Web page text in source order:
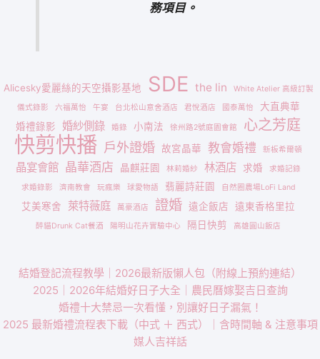
務項目。
Alicesky愛麗絲的天空攝影基地 SDE the lin
White Atelier 高級訂製
儀式錄影
六福萬怡 午宴 台北松山意舍酒店 君悅酒店 國泰萬怡
大直典華
婚禮錄影
婚紗側錄 婚錄 小南法 徐州路2號庭園會館 心之芳庭
快剪快播 戶外證婚 故宮晶華 教會婚禮 新板希爾頓
晶宴會館 晶華酒店 晶麒莊園 林莉婚紗 林酒店 求婚
求婚記錄
求婚錄影
濟南教會 玩瘋樂 球愛物語 翡麗詩莊園 自然圈農場LoFi Land
艾美寒舍 萊特薇庭 萬豪酒店 證婚 遠企飯店 遠東香格里拉
醉貓Drunk Cat餐酒 陽明山花卉實驗中心 隔日快剪 高雄圓山飯店
結婚登記流程教學｜2026最新版懶人包（附線上預約連結）
2025｜2026年結婚好日子大全｜農民曆嫁娶吉日查詢
婚禮十大禁忌一次看懂，別讓好日子漏氣！
2025 最新婚禮流程表下載（中式 ＋ 西式）｜含時間軸 & 注意事項
媒人吉祥話